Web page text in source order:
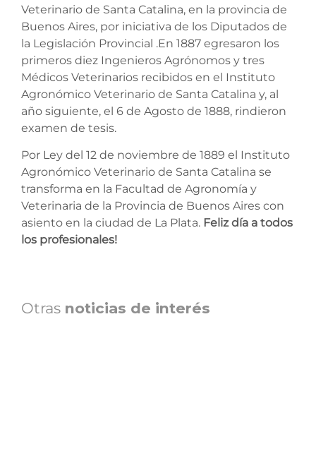
Veterinario de Santa Catalina, en la provincia de
Buenos Aires, por iniciativa de los Diputados de
la Legislación Provincial .En 1887 egresaron los
primeros diez Ingenieros Agrónomos y tres
Médicos Veterinarios recibidos en el Instituto
Agronómico Veterinario de Santa Catalina y, al
año siguiente, el 6 de Agosto de 1888, rindieron
examen de tesis.
Por Ley del 12 de noviembre de 1889 el Instituto
Agronómico Veterinario de Santa Catalina se
transforma en la Facultad de Agronomía y
Veterinaria de la Provincia de Buenos Aires con
asiento en la ciudad de La Plata. Feliz día a todos
los profesionales!
Otras noticias de interés